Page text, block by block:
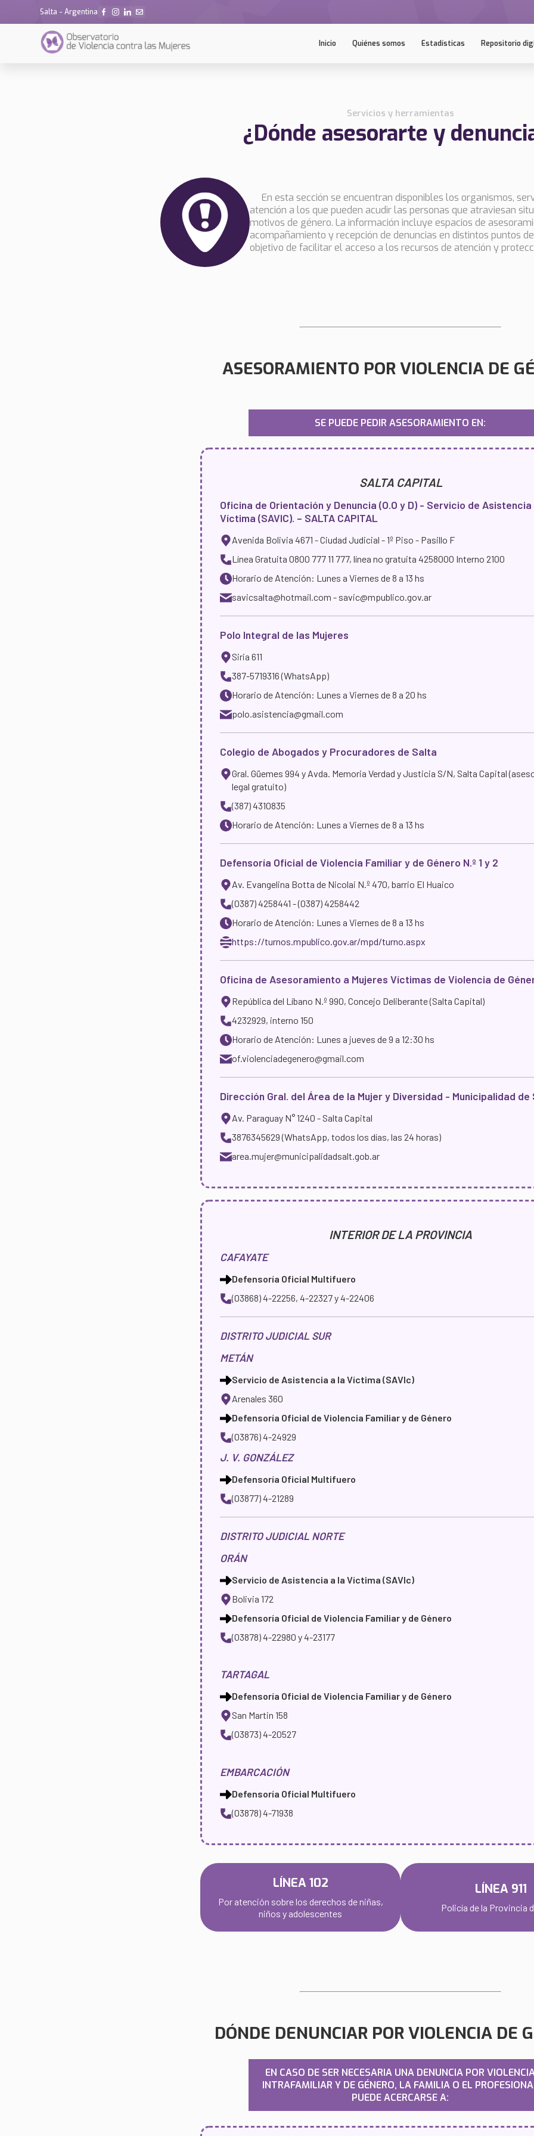
Salta - Argentina
Inicio Quiénes somos Estadísticas Repositorio
Servicios y herramientas
¿Dónde asesorarte y
En esta sección se encuentran disponibles los organismos,
atención a los que pueden acudir las personas que atraviesan
motivos de género. La información incluye espacios de
acompañamiento y recepción de denuncias en distintos puntos
objetivo de facilitar el acceso a los recursos de atención y
ASESORAMIENTO POR VIOLENCIA DE
SE PUEDE PEDIR ASESORAMIENTO EN:
SALTA CAPITAL
Oficina de Orientación y Denuncia (O.O y D) - Servicio de Asistencia
Víctima (SAVIC). – SALTA CAPITAL
Avenida Bolivia 4671 - Ciudad Judicial - 1º Piso - Pasillo F
Línea Gratuita 0800 777 11 777, línea no gratuita 4258000 Interno 2100
Horario de Atención: Lunes a Viernes de 8 a 13 hs
savicsalta@hotmail.com - savic@mpublico.gov.ar
Polo Integral de las Mujeres
Siria 611
387-5719316 (WhatsApp)
Horario de Atención: Lunes a Viernes de 8 a 20 hs
polo.asistencia@gmail.com
Colegio de Abogados y Procuradores de Salta
Gral. Güemes 994 y Avda. Memoria Verdad y Justicia S/N, Salta Capital
legal gratuito)
(387) 4310835
Horario de Atención: Lunes a Viernes de 8 a 13 hs
Defensoría Oficial de Violencia Familiar y de Género N.º 1 y 2
Av. Evangelina Botta de Nicolai N.º 470, barrio El Huaico
(0387) 4258441 - (0387) 4258442
Horario de Atención: Lunes a Viernes de 8 a 13 hs
https://turnos.mpublico.gov.ar/mpd/turno.aspx
Oficina de Asesoramiento a Mujeres Víctimas de Violencia de
República del Líbano N.º 990, Concejo Deliberante (Salta Capital)
4232929, interno 150
Horario de Atención: Lunes a jueves de 9 a 12:30 hs
of.violenciadegenero@gmail.com
Dirección Gral. del Área de la Mujer y Diversidad - Municipalidad de
Av. Paraguay N° 1240 - Salta Capital
3876345629 (WhatsApp, todos los días, las 24 horas)
area.mujer@municipalidadsalt.gob.ar
INTERIOR DE LA PROVINCIA
CAFAYATE
Defensoría Oficial Multifuero
(03868) 4-22256, 4-22327 y 4-22406
DISTRITO JUDICIAL SUR
METÁN
Servicio de Asistencia a la Víctima (SAVIc)
Arenales 360
Defensoría Oficial de Violencia Familiar y de Género
(03876) 4-24929
J. V. GONZÁLEZ
Defensoría Oficial Multifuero
(03877) 4-21289
DISTRITO JUDICIAL NORTE
ORÁN
Servicio de Asistencia a la Víctima (SAVIc)
Bolivia 172
Defensoría Oficial de Violencia Familiar y de Género
(03878) 4-22980 y 4-23177
TARTAGAL
Defensoría Oficial de Violencia Familiar y de Género
San Martin 158
(03873) 4-20527
EMBARCACIÓN
Defensoría Oficial Multifuero
(03878) 4-71938
LÍNEA 102
Por atención sobre los derechos de niñas,
niños y adolescentes
LÍNEA 911
Policía de la Provincia
DÓNDE DENUNCIAR POR VIOLENCIA DE
EN CASO DE SER NECESARIA UNA DENUNCIA POR
INTRAFAMILIAR Y DE GÉNERO, LA FAMILIA O EL
PUEDE ACERCARSE A: